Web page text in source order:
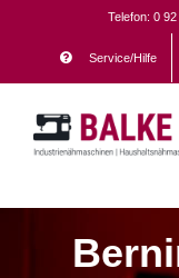
content
Telefon: 0
Service/Hilfe